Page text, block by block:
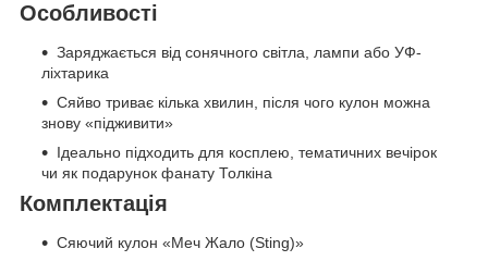
Особливості
Заряджається від сонячного світла, лампи або УФ-
ліхтарика
Сяйво триває кілька хвилин, після чого кулон можна
знову «підживити»
Ідеально підходить для косплею, тематичних вечірок
чи як подарунок фанату Толкіна
Комплектація
Сяючий кулон «Меч Жало (Sting)»